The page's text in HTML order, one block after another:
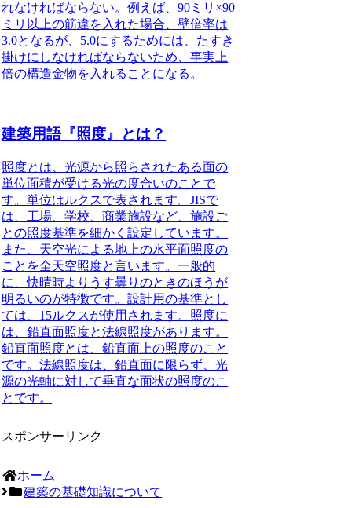
れなければならない。例えば、90ミリ×90
ミリ以上の筋違を入れた場合、壁倍率は
3.0となるが、5.0にするためには、たすき
掛けにしなければならないため、事実上
倍の構造金物を入れることになる。
建築用語『照度』とは？
照度とは、光源から照らされたある面の
単位面積が受ける光の度合いのこと で
す。単位はルクスで表されます。JISで
は、工場、学校、商業施設など、施設ご
との照度基準を細かく設定しています。
また、天空光による地上の水平面照度の
ことを全天空照度と言います。一般的
に、快晴時よりうす曇りのときのほうが
明るいのが特徴です。設計用の基準とし
ては、15ルクスが使用されます。照度に
は、鉛直面照度と法線照度があります。
鉛直面照度とは、鉛直面上の照度のこと
です。法線照度は、鉛直面に限らず、光
源の光軸に対して垂直な面状の照度のこ
とです。
スポンサーリンク
ホーム
建築の基礎知識について